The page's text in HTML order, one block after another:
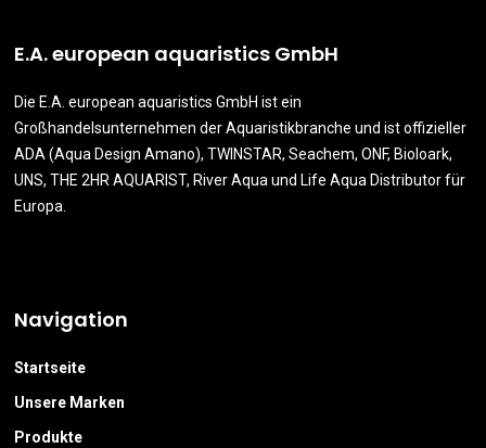
E.A. european aquaristics GmbH
Die E.A. european aquaristics GmbH ist ein
Großhandelsunternehmen der Aquaristikbranche und ist offizieller
ADA (Aqua Design Amano), TWINSTAR, Seachem, ONF, Bioloark,
UNS, THE 2HR AQUARIST, River Aqua und Life Aqua Distributor für
Europa.
Navigation
Startseite
Unsere Marken
Produkte